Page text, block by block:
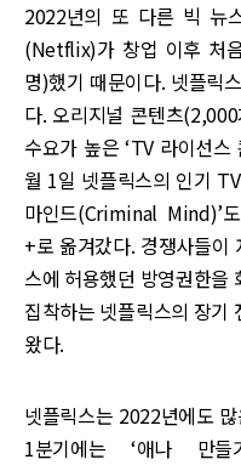
2022년의 또 다른 빅 뉴
(Netflix)가 창업 이후 처
명)했기 때문이다. 넷플릭
다. 오리지널 콘텐츠
수요가 높은 ‘TV 라이선
월 1일 넷플릭스의 인기
마인드(Criminal Mind)’
+로 옮겨갔다. 경쟁사들이
스에 허용했던 방영권한을
집착하는 넷플릭스의 장기
왔다.
넷플릭스는 2022년에도
1분기에는 ‘애나 만들